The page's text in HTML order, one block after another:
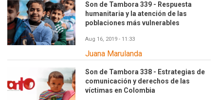
Son de Tambora 339 - Respuesta
humanitaria y la atención de las
poblaciones más vulnerables
Aug 16, 2019 - 11:33
Juana Marulanda
Son de Tambora 338 - Estrategias de
comunicación y derechos de las
víctimas en Colombia